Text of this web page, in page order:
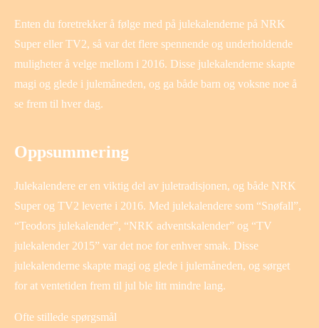
Enten du foretrekker å følge med på julekalenderne på NRK
Super eller TV2, så var det flere spennende og underholdende
muligheter å velge mellom i 2016. Disse julekalenderne skapte
magi og glede i julemåneden, og ga både barn og voksne noe å
se frem til hver dag.
Oppsummering
Julekalendere er en viktig del av juletradisjonen, og både NRK
Super og TV2 leverte i 2016. Med julekalendere som “Snøfall”,
“Teodors julekalender”, “NRK adventskalender” og “TV
julekalender 2015” var det noe for enhver smak. Disse
julekalenderne skapte magi og glede i julemåneden, og sørget
for at ventetiden frem til jul ble litt mindre lang.
Ofte stillede spørgsmål